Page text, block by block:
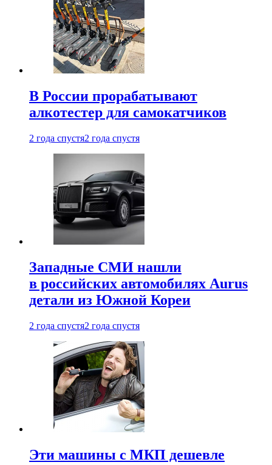
В России прорабатывают
алкотестер для самокатчиков
2 года спустя2 года спустя
Западные СМИ нашли
в российских автомобилях Aurus
детали из Южной Кореи
2 года спустя2 года спустя
Эти машины с МКП дешевле